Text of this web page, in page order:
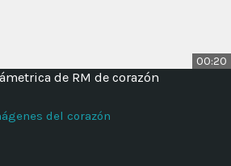
00:20
de RM de corazón
del corazón